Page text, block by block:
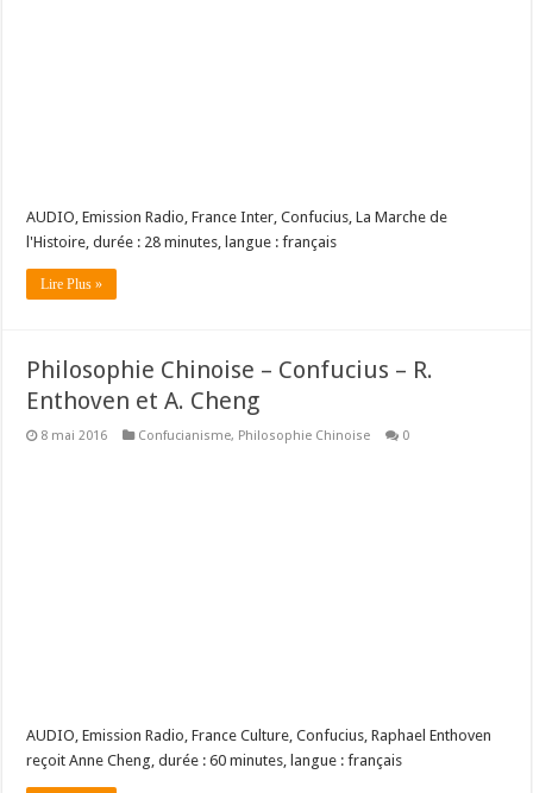
AUDIO, Emission Radio, France Inter, Confucius, La Marche de
l'Histoire, durée : 28 minutes, langue : français
Lire Plus »
Philosophie Chinoise – Confucius – R.
Enthoven et A. Cheng
8 mai 2016 Confucianisme, Philosophie Chinoise 0
AUDIO, Emission Radio, France Culture, Confucius, Raphael Enthoven
reçoit Anne Cheng, durée : 60 minutes, langue : français